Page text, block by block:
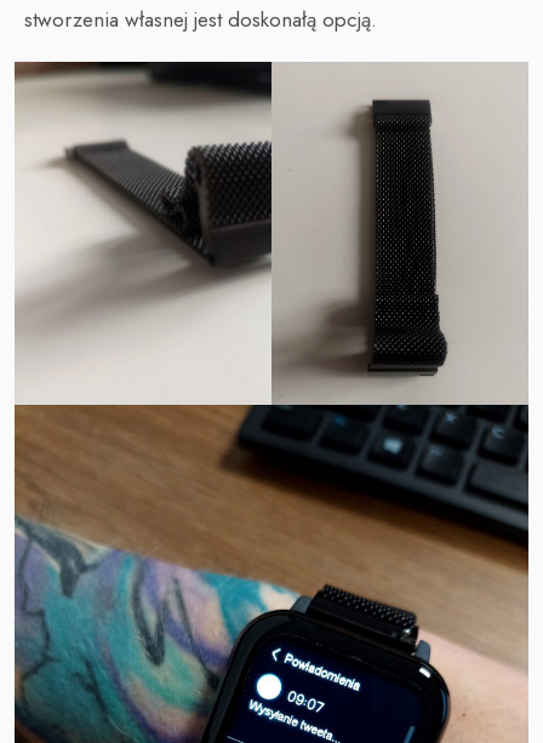
stworzenia własnej jest doskonałą opcją.